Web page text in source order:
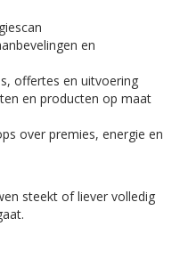
en
offertes en uitvoering
en producten op maat
over premies, energie en
steekt of liever volledig